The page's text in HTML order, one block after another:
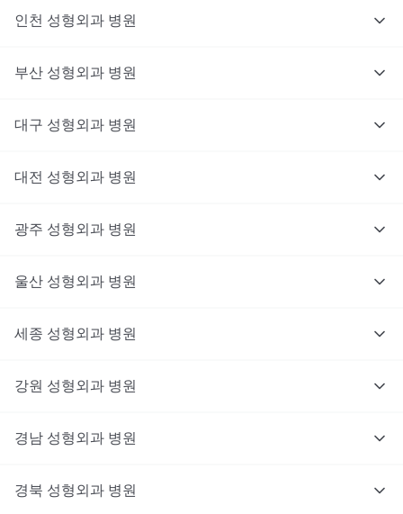
인천 성형외과 병원
부산 성형외과 병원
대구 성형외과 병원
대전 성형외과 병원
광주 성형외과 병원
울산 성형외과 병원
세종 성형외과 병원
강원 성형외과 병원
경남 성형외과 병원
경북 성형외과 병원